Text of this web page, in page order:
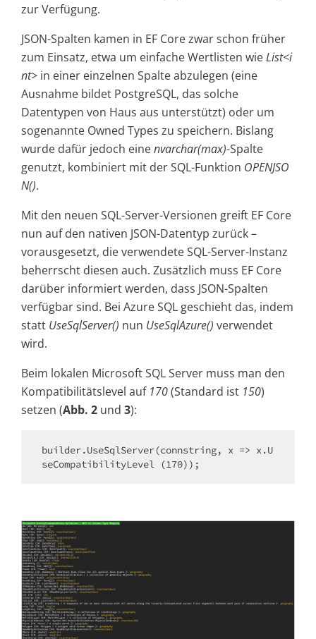
zur Verfügung.
JSON-Spalten kamen in EF Core zwar schon früher
zum Einsatz, etwa um einfache Wertlisten wieList<i
nt> in einer einzelnen Spalte abzulegen (eine
Ausnahme bildet PostgreSQL, das solche
Datentypen von Haus aus unterstützt) oder um
sogenannte Owned Types zu speichern. Bislang
wurde dafür jedoch einenvarchar(max)-Spalte
genutzt, kombiniert mit der SQL-Funktion OPENJSO
N().
Mit den neuen SQL-Server-Versionen greift EF Core
nun auf den nativen JSON-Datentyp zurück –
vorausgesetzt, die verwendete SQL-Server-Instanz
beherrscht diesen auch. Zusätzlich muss EF Core
darüber informiert werden, dass JSON-Spalten
verfügbar sind. Bei Azure SQL geschieht das, indem
statt UseSqlServer() nun UseSqlAzure() verwendet
wird.
Beim lokalen Microsoft SQL Server muss man den
Kompatibilitätslevel auf 170(Standard ist 150)
setzen (Abb. 2 und 3):
builder.UseSqlServer(connstring, x => x.U